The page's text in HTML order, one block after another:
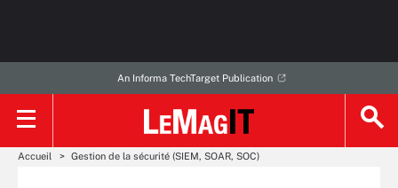
An Informa TechTarget Publication
Accueil Gestion de la sécurité (SIEM, SOAR, SOC)